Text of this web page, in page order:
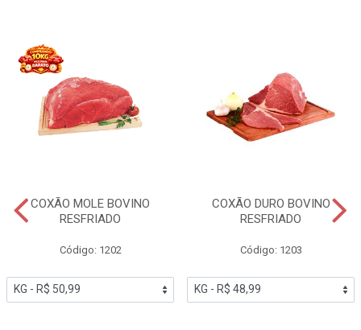
COXÃO MOLE BOVINO
RESFRIADO
Código: 1202
COXÃO DURO BOVINO
RESFRIADO
Código: 1203